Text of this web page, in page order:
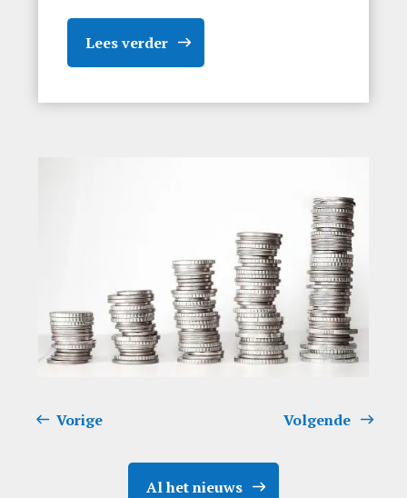
Lees verder
Vorige Volgende
Al het nieuws